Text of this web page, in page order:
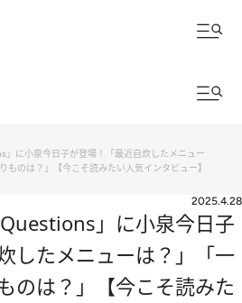
」に小泉今日子が登場！「最近自炊したメニュー
ものは？」【今こそ読みたい人気インタビュー】
2025.4.28
」に小泉今日子
したメニューは？」「一
のは？」【今こそ読みた